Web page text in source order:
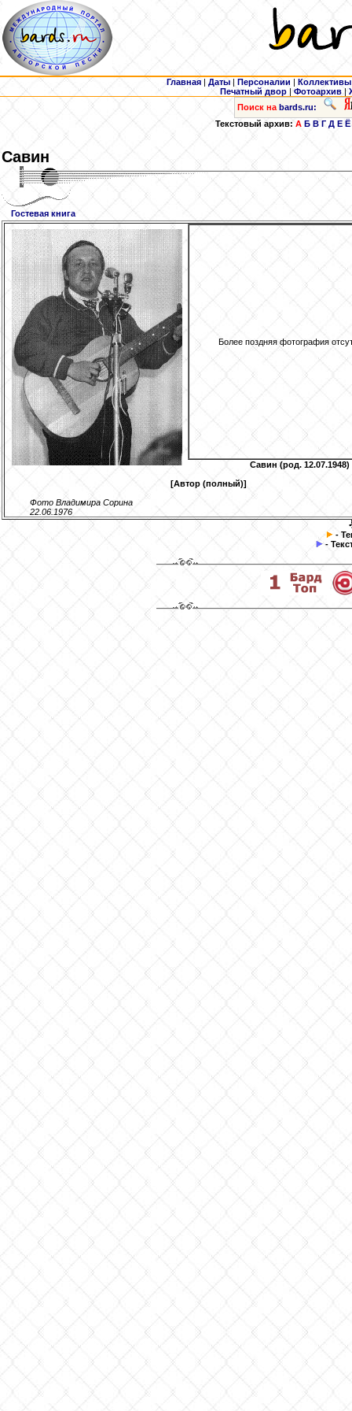
Главная | Даты | Персоналии | Коллективы
Печатный двор |Фотоархив |
Поиск на bards.ru:
Текстовый архив:А Б В Г Д Е Ё
Савин
Гостевая книга
Более поздняя фотография
Савин (род. 12.07.1948)
[Автор (полный)]
Фото Владимира Сорина
22.06.1976
-
-